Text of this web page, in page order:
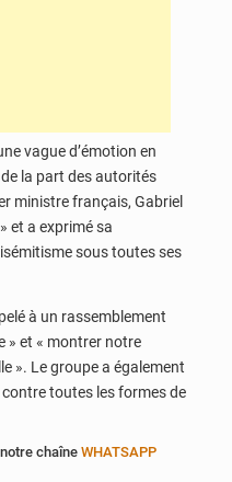
vague d’émotion en
la part des autorités
ministre français, Gabriel
et a exprimé sa
sous toutes ses
à un rassemblement
» et « montrer notre
». Le groupe a également
toutes les formes de
chaîne WHATSAPP